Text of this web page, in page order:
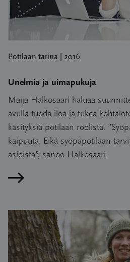
Potilaan tarina | 2016
Unelmia ja uimapukuja
Maija Halkosaari haluaa
avulla tuoda iloa ja tukea
käsityksiä potilaan roolista.
kaipuuta. Eikä syöpäpotilaan
asioista”, sanoo Halkosaari.
Lue artikkeli